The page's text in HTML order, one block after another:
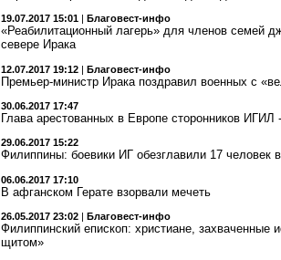
19.07.2017 15:01 Благовест-инфо
«Реабилитационный лагерь» для членов семей
севере Ирака
12.07.2017 19:12 | Благовест-инфо
Премьер-министр Ирака поздравил военных с
30.06.2017 17:47
Глава арестованных в Европе сторонников
29.06.2017 15:22
Филиппины: боевики ИГ обезглавили 17 человек
06.06.2017 17:10
В афганском Герате взорвали мечеть
26.05.2017 23:02 | Благовест-инфо
Филиппинский епископ: христиане,
щитом»